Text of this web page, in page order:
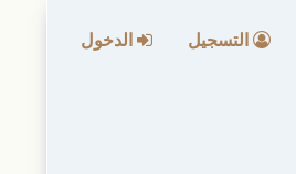
التسجيل الدخول